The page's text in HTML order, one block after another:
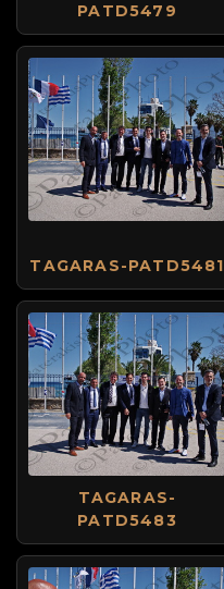
PATD5479
TAGARAS-PATD5481
TAGARAS-
PATD5483